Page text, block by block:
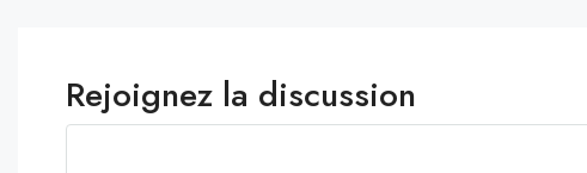
Rejoignez la discussion